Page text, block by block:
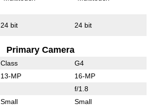
24 bit 24 bit
Primary Camera
Class G4
13-MP 16-MP
f/1.8
Small Small